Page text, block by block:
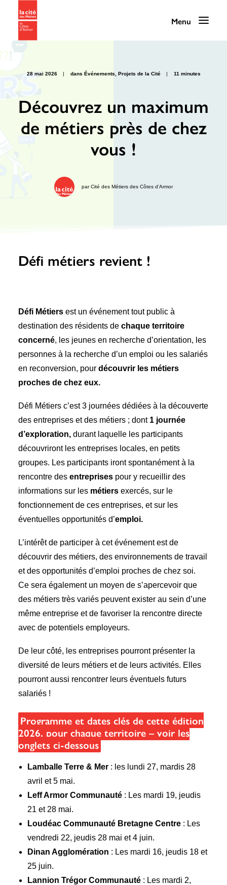
La Cité des Métiers
La Cité au quotidien
Infos pratiques / Contact
6 rue Camille Guérin, 22440 Ploufragan
28 mai 2026 | dans Événements Projets de la Cité | 11 minutes
Découvrez un maximum
de métiers près de chez
vous !
parCité des Métiers des Côtes d'Armor
Défi métiers revient !
Défi Métiers est un événement tout public à
destination des résidents de chaque territoire
concerné, les jeunes en recherche d’orientation, les
personnes à la recherche d’un emploi ou les salariés
en reconversion, pour découvrir les métiers
proches de chez eux.
Défi Métiers c’est 3 journées dédiées à la découverte
des entreprises et des métiers ; dont 1 journée
d’exploration, durant laquelle les participants
découvriront les entreprises locales, en petits
groupes. Les participants iront spontanément à la
rencontre des entreprises pour y recueillir des
informations sur les métiers exercés, sur le
fonctionnement de ces entreprises, et sur les
éventuelles opportunités d’emploi.
L’intérêt de participer à cet événement est de
découvrir des métiers, des environnements de travail
et des opportunités d’emploi proches de chez soi.
Ce sera également un moyen de s’apercevoir que
des métiers très variés peuvent exister au sein d’une
même entreprise et de favoriser la rencontre directe
avec de potentiels employeurs.
De leur côté, les entreprises pourront présenter la
diversité de leurs métiers et de leurs activités. Elles
pourront aussi rencontrer leurs éventuels futurs
salariés !
Programme et dates clés de cette édition
2026, pour chaque territoire – voir les
onglets ci-dessous
Lamballe Terre & Mer : les lundi 27, mardis 28
avril et 5 mai.
Leff Armor Communauté : Les mardi 19, jeudis
21 et 28 mai.
Loudéac Communauté Bretagne Centre : Les
vendredi 22, jeudis 28 mai et 4 juin.
Dinan Agglomération : Les mardi 16, jeudis 18 et
25 juin.
Lannion Trégor Communauté : Les mardi 2,